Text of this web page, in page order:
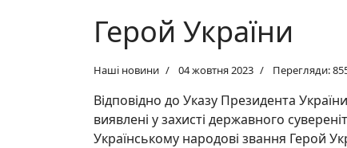
Герой України
Наші новини 04 жовтня 2023 Перегляди:
Відповідно до Указу Президента
виявлені у захисті державного
Українському народові звання Герой